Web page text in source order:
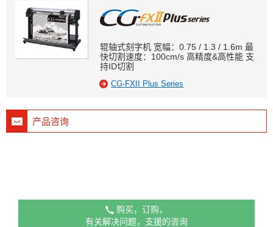
辊轴式刻字机 宽幅：0.75 / 1.3 / 1.6m 最
快切割速度：100cm/s 高精度&高性能 支
持ID切割
CG-FXII Plus Series
产品咨询
购买，订购，
有关解决问题，支援的咨询